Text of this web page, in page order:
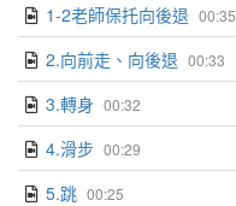
00:35
1-2老師保托向後退
00:33
2.向前走、向後退
00:32
3.轉身
00:29
4.滑步
00:25
5.跳